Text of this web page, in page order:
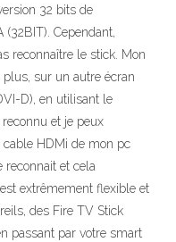
32 bits de
(32BIT). Cependant,
reconnaître le stick. Mon
sur un autre écran
D), en utilisant le
et je peux
cable HDMi de mon pc
reconnait et cela
extrêmement flexible et
des Fire TV Stick
passant par votre smart